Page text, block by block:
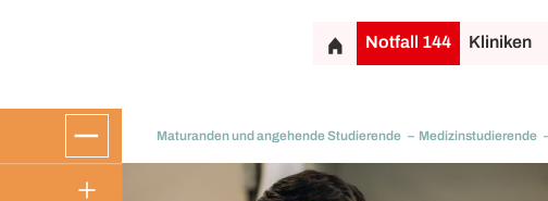
Notfall 144 Kliniken
Maturanden und angehende Studierende Medizinstudierende